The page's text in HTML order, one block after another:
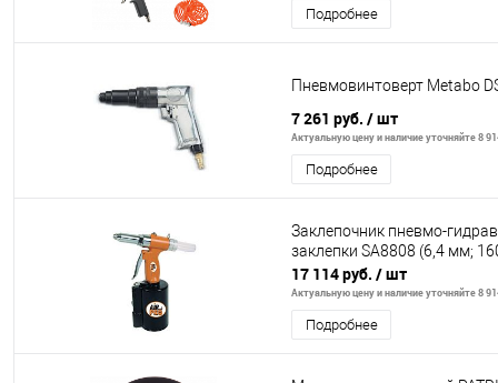
Подробнее
Пневмовинтоверт Metabo
7 261 руб. / шт
Актуальную цену и наличие уточняйте 8
Подробнее
Заклепочник пневмо-
заклепки SA8808 (6,4 мм;
17 114 руб. / шт
Актуальную цену и наличие уточняйте 8
Подробнее